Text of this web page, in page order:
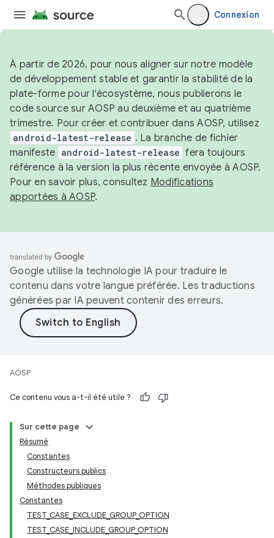
Connexion
À partir de 2026, pour nous aligner sur notre modèle
de développement stable et garantir la stabilité de la
plate-forme pour l'écosystème, nous publierons le
code source sur AOSP au deuxième et au quatrième
trimestre. Pour créer et contribuer dans AOSP, utilisez
android-latest-release . La branche de fichier
manifeste android-latest-release fera toujours
référence à la version la plus récente envoyée à AOSP.
Pour en savoir plus, consultez Modifications
apportées à AOSP.
Google utilise la technologie IA pour traduire le
contenu dans votre langue préférée. Les traductions
générées par IA peuvent contenir des erreurs.
AOSP
Ce contenu vous a-t-il été utile ?
Sur cette page
Résumé
Constantes
Constructeurs publics
Méthodes publiques
Constantes
TEST_CASE_EXCLUDE_GROUP_OPTION
TEST_CASE_INCLUDE_GROUP_OPTION